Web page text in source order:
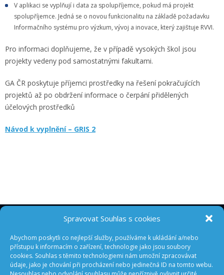
Spravovat Souhlas s cookies
Abychom poskytli co nejlepší služby, používáme k ukládání a/nebo
přístupu k informacím o zařízení, technologie jako jsou soubory
cookies. Souhlas s těmito technologiemi nám umožní zpracovávat
údaje, jako je chování při procházení nebo jedinečná ID na tomto webu.
V aplikaci se vyplňují i data za spolupříjemce, pokud má projekt
spolupříjemce. Jedná se o novou funkcionalitu na základě požadavku
Informačního systému pro výzkum, vývoj a inovace, který zajištuje RVVI.
Pro informaci doplňujeme, že v případě vysokých škol jsou
projekty vedeny pod samostatnými fakultami.
GA ČR poskytuje příjemci prostředky na řešení pokračujících
projektů až po obdržení informace o čerpání přidělených
účelových prostředků
Návod k vyplnění – GRIS 2